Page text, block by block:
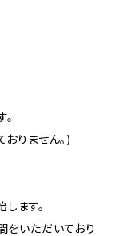
おりません。)
ます。
をいただいており